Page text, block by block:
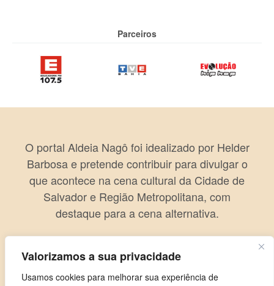
Valorizamos a sua privacidade
Usamos cookies para melhorar sua experiência de
Parceiros
O portal Aldeia Nagô foi idealizado por Helder
Barbosa e pretende contribuir para divulgar o
que acontece na cena cultural da Cidade de
Salvador e Região Metropolitana, com
destaque para a cena alternativa.